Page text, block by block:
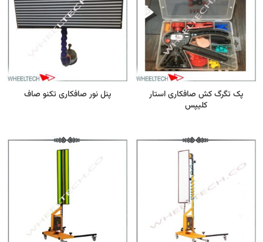
پک تگرگ کش صافکاری استار
کلیپس
پنل نور صافکاری تکنو صاف